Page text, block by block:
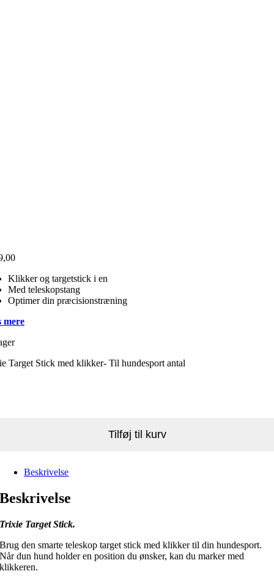
Klikker og targetstick i en
Med teleskopstang
Optimer din præcisionstræning
mere
Target Stick med klikker- Til hundesport antal
Tilføj til kurv
Beskrivelse
Beskrivelse
Trixie Target Stick.
Brug den smarte teleskop target stick med klikker til din hundesport.
Når dun hund holder en position du ønsker, kan du marker med
klikkeren.